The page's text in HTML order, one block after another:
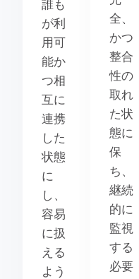
誰も
が利
用可
能か
つ相
互に
連携
した
状態
に
し、
容易
に扱
える
よう
全、
かつ
整合
性の
取れ
た状
態に
保
ち、
継続
的に
監視
する
必要